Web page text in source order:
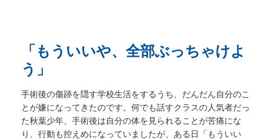
「もういいや、全部ぶっちゃけよ
う」
手術後の傷跡を隠す学校生活をするうち、だんだん自分のこ
とが嫌になってきたのです。何でも話すクラスの人気者だっ
た秋葉少年、手術後は自分の体を見られることが苦痛にな
り、行動も控えめになっていましたが、ある日「もういい